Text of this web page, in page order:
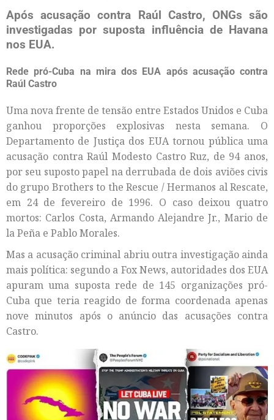
Após acusação contra Raúl Castro, ONGs são
investigadas por suposta influência de Havana
nos EUA.
Rede pró-Cuba na mira dos EUA após acusação contra
Raúl Castro
Uma nova frente de tensão entre Estados Unidos e Cuba
ganhou proporções explosivas nesta semana. O
Departamento de Justiça dos EUA tornou pública uma
acusação contra Raúl Modesto Castro Ruz, de 94 anos,
por seu suposto papel na derrubada de dois aviões civis
do grupo Brothers to the Rescue / Hermanos al Rescate,
em 24 de fevereiro de 1996. O caso deixou quatro
mortos: Carlos Costa, Armando Alejandre Jr., Mario de
la Peña e Pablo Morales.
Mas a acusação criminal abriu outra investigação ainda
mais política: segundo a Fox News, autoridades dos EUA
apuram uma suposta rede de 145 organizações pró-
Cuba que teria reagido de forma coordenada apenas
nove minutos após o anúncio das acusações contra
Castro.